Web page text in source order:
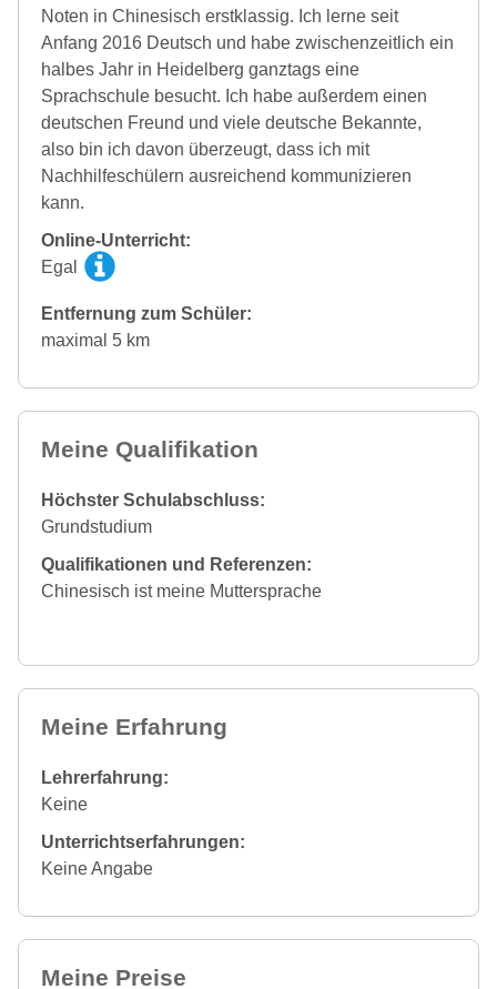
Noten in Chinesisch erstklassig. Ich lerne seit
Anfang 2016 Deutsch und habe zwischenzeitlich ein
halbes Jahr in Heidelberg ganztags eine
Sprachschule besucht. Ich habe außerdem einen
deutschen Freund und viele deutsche Bekannte,
also bin ich davon überzeugt, dass ich mit
Nachhilfeschülern ausreichend kommunizieren
kann.
Online-Unterricht:
Egal
Entfernung zum Schüler:
maximal 5 km
Meine Qualifikation
Höchster Schulabschluss:
Grundstudium
Qualifikationen und Referenzen:
Chinesisch ist meine Muttersprache
Meine Erfahrung
Lehrerfahrung:
Keine
Unterrichtserfahrungen:
Keine Angabe
Meine Preise